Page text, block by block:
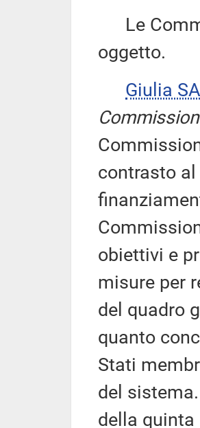
Le
oggetto.
Giulia
contrasto
obiettivi e
misure per
del quadro
quanto
Stati
del
della